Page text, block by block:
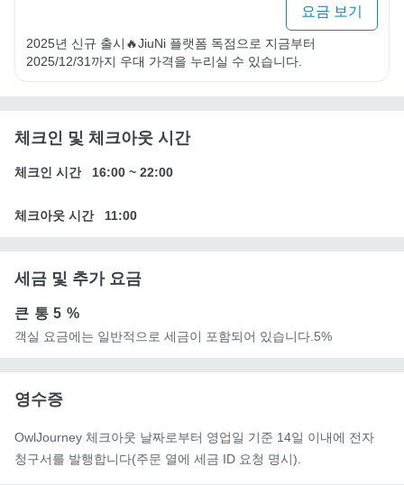
요금 보기
2025년 신규 출시🔥JiuNi 플랫폼 독점으로 지금부터
2025/12/31까지 우대 가격을 누리실 수 있습니다.
체크인 및 체크아웃 시간
체크인 시간 16:00 ~ 22:00
체크아웃 시간 11:00
세금 및 추가 요금
큰 통5 %
객실 요금에는 일반적으로 세금이 포함되어 있습니다.5%
영수증
OwlJourney 체크아웃 날짜로부터 영업일 기준 14일 이내에 전자
청구서를 발행합니다(주문 열에 세금 ID 요청 명시).